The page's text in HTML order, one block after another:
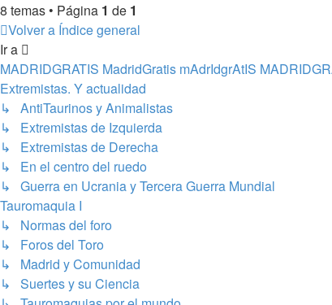
8 temas • Página 1 de 1
Volver a Índice general
Ir a
MADRIDGRATIS MadridGratis mAdrIdgrAtIS
Extremistas. Y actualidad
↳ AntiTaurinos y Animalistas
↳ Extremistas de Izquierda
↳ Extremistas de Derecha
↳ En el centro del ruedo
↳ Guerra en Ucrania y Tercera Guerra Mundial
Tauromaquia I
↳ Normas del foro
↳ Foros del Toro
↳ Madrid y Comunidad
↳ Suertes y su Ciencia